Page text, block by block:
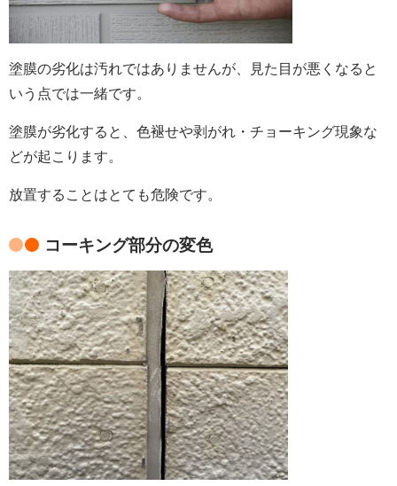
塗膜の劣化は汚れではありませんが、見た目が悪くなると
いう点では一緒です。
塗膜が劣化すると、色褪せや剥がれ・チョーキング現象な
どが起こります。
放置することはとても危険です。
コーキング部分の変色